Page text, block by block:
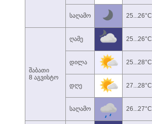
საღამო 25...26°C
შაბათი
8 აგვისტო
ღამე 25...26°C
დილა 25...28°C
დღე 27...28°C
საღამო 26...27°C